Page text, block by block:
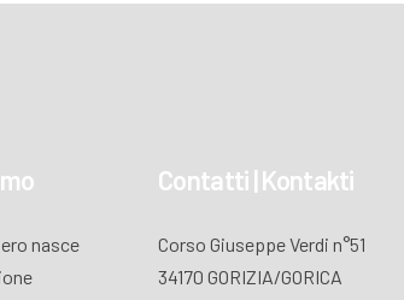
nasce
Contatti | Kontakti
Corso Giuseppe Verdi n°51
34170 GORIZIA/GORICA